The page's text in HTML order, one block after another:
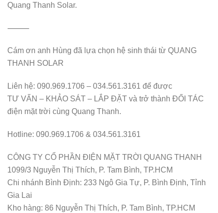
Quang Thanh Solar.
⸻
Cám ơn anh Hùng đã lựa chọn hệ sinh thái từ QUANG
THANH SOLAR
Liên hệ: 090.969.1706 – 034.561.3161 để được
TƯ VẤN – KHẢO SÁT – LẮP ĐẶT và trở thành ĐỐI TÁC
điện mặt trời cùng Quang Thanh.
Hotline: 090.969.1706 & 034.561.3161
CÔNG TY CỔ PHẦN ĐIỆN MẶT TRỜI QUANG THANH
1099/3 Nguyễn Thị Thích, P. Tam Bình, TP.HCM
Chi nhánh Bình Định: 233 Ngô Gia Tự, P. Bình Định, Tỉnh
Gia Lai
Kho hàng: 86 Nguyễn Thị Thích, P. Tam Bình, TP.HCM